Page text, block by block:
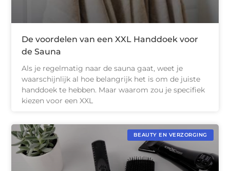
De voordelen van een XXL Handdoek voor
de Sauna
Als je regelmatig naar de sauna gaat, weet je
waarschijnlijk al hoe belangrijk het is om de juiste
handdoek te hebben. Maar waarom zou je specifiek
kiezen voor een XXL
BEAUTY EN VERZORGING